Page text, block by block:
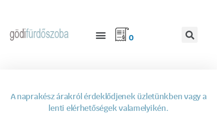
0
A naprakész árakról érdeklődjenek üzletünkben vagy a
lenti elérhetőségek valamelyikén.